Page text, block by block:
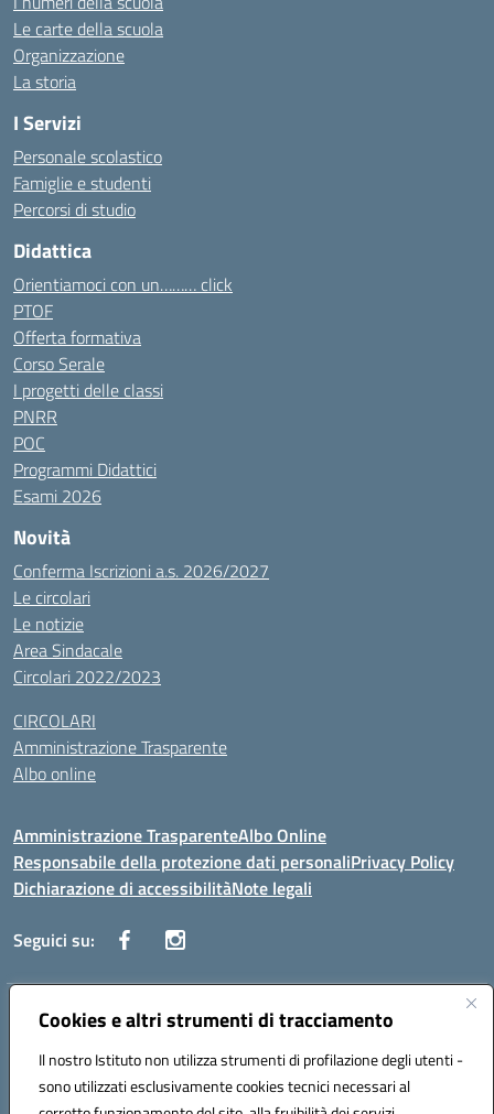
Cookies e altri strumenti di tracciamento
Il nostro Istituto non utilizza strumenti di profilazione degli utenti -
sono utilizzati esclusivamente cookies tecnici necessari al
Le carte della scuola
Organizzazione
La storia
I Servizi
Personale scolastico
Famiglie e studenti
Percorsi di studio
Didattica
Orientiamoci con un……… click
PTOF
Offerta formativa
Corso Serale
I progetti delle classi
PNRR
POC
Programmi Didattici
Esami 2026
Novità
Conferma Iscrizioni a.s. 2026/2027
Le circolari
Le notizie
Area Sindacale
Circolari 2022/2023
CIRCOLARI
Amministrazione Trasparente
Albo online
Amministrazione TrasparenteAlbo Online
Responsabile della protezione dati personaliPrivacy Policy
Dichiarazione di accessibilitàNote legali
Seguici su:
Indirizzo:Corso Vittorio Emanuele, 27 90133 - Palermo
Posta elettronica certificata (PEC):pais03600r@pec.istruzione.it
Codice fiscale: 97308550827